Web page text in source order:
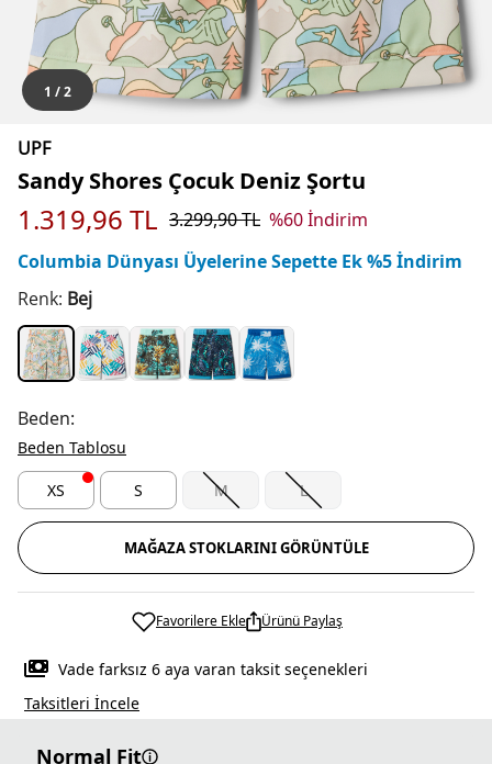
1 /2
UPF
Sandy Shores Çocuk Deniz Şortu
1.319,96 TL 3.299,90TL %60İndirim
Columbia Dünyası Üyelerine Sepette Ek %5 İndirim
Renk: Bej
Beden:
Beden Tablosu
XS S M L
MAĞAZA STOKLARINI GÖRÜNTÜLE
Favorilere Ekle Ürünü Paylaş
Vade farksız 6 aya varan taksit seçenekleri
Taksitleri İncele
Normal Fit